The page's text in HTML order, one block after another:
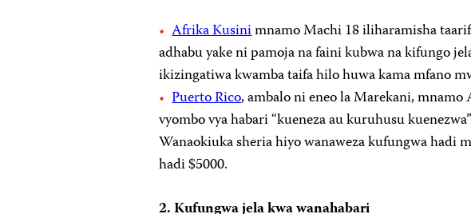
Afrika Kusinimnamo Machi 18 iliharamisha
adhabu yake ni pamoja na faini kubwa na kifungo
ikizingatiwa kwamba taifa hilo huwa kama mfano
Puerto Rico, ambalo ni eneo la Marekani,
vyombo vya habari “kueneza au kuruhusu
Wanaokiuka sheria hiyo wanaweza kufungwa hadi
hadi $5000.
2. Kufungwa jela kwa wanahabari